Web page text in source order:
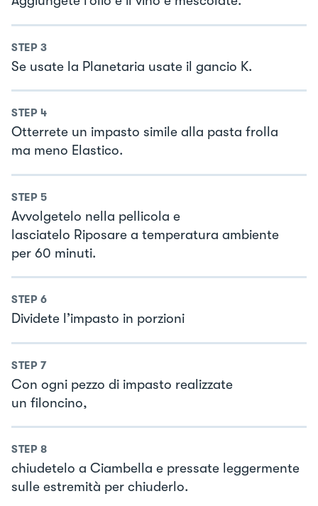
STEP 3
Se usate la Planetaria usate il gancio K.
STEP 4
Otterrete un impasto simile alla pasta frolla
ma meno Elastico.
STEP 5
Avvolgetelo nella pellicola e
lasciatelo Riposare a temperatura ambiente
per 60 minuti.
STEP 6
Dividete l’impasto in porzioni
STEP 7
Con ogni pezzo di impasto realizzate
un filoncino,
STEP 8
chiudetelo a Ciambella e pressate leggermente
sulle estremità per chiuderlo.